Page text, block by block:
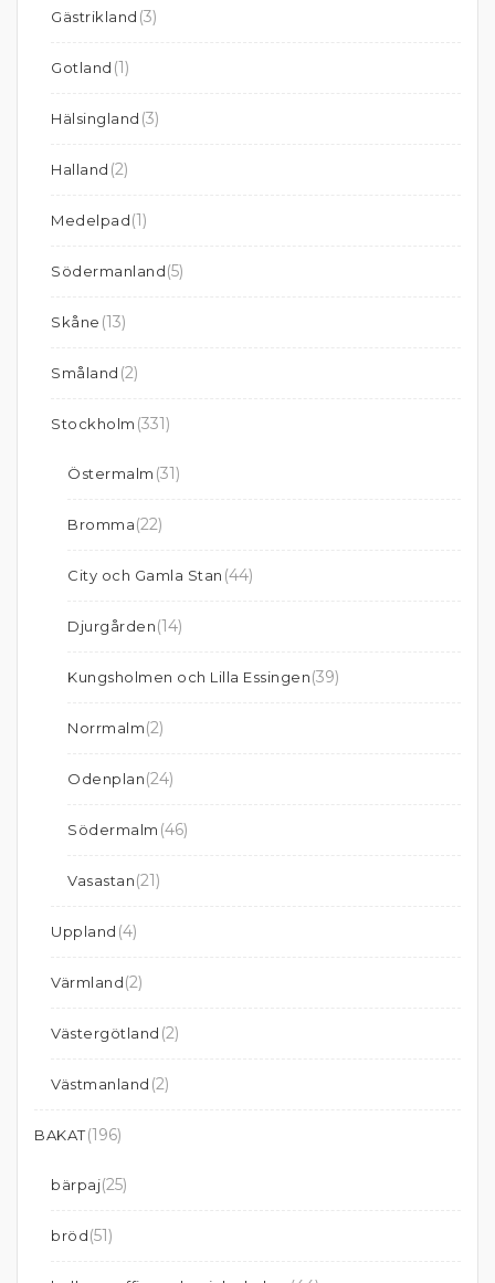
Gästrikland (3)
Gotland (1)
Hälsingland (3)
Halland (2)
Medelpad(1)
Södermanland(5)
Skåne (13)
Småland (2)
Stockholm (331)
Östermalm (31)
Bromma(22)
City och Gamla Stan (44)
Djurgården(14)
Kungsholmen och Lilla Essingen(39)
Norrmalm(2)
Odenplan(24)
Södermalm (46)
Vasastan(21)
Uppland (4)
Värmland(2)
Västergötland (2)
Västmanland (2)
BAKAT(196)
bärpaj(25)
bröd(51)